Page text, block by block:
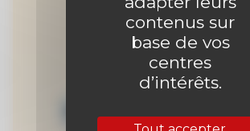
contenus sur
base de vos
centres
d’intérêts.